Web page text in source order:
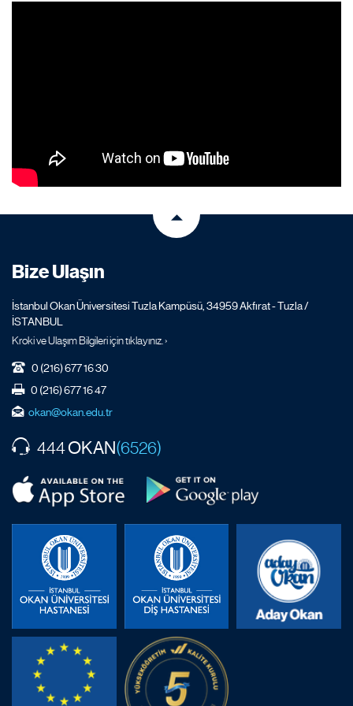
Bize Ulaşın
İstanbul Okan Üniversitesi Tuzla Kampüsü, 34959 Akfırat - Tuzla /
İSTANBUL
Kroki ve Ulaşım Bilgileri için tıklayınız. ›
0 (216) 677 16 30
0 (216) 677 16 47
okan@okan.edu.tr
444OKAN(6526)